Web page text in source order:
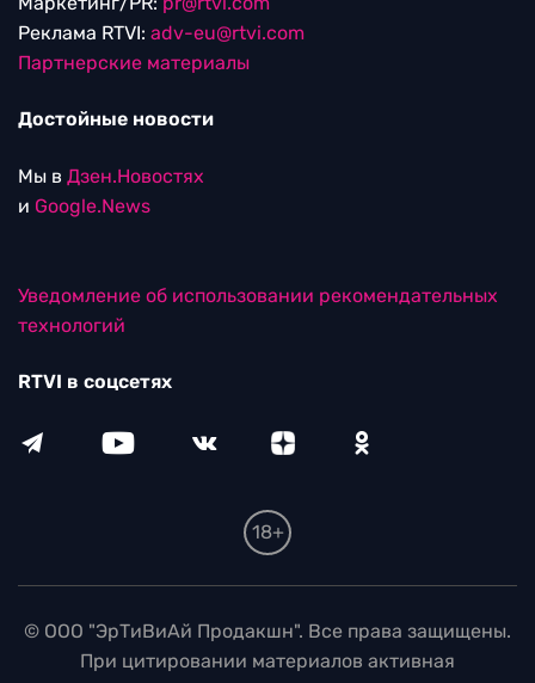
Реклама RTVI: adv-eu@rtvi.com
Партнерские материалы
Достойные новости
Мы в Дзен.Новостях
и Google.News
Уведомление об использовании рекомендательных
технологий
RTVI в соцсетях
18+
© ООО "ЭрТиВиАй Продакшн". Все права защищены.
При цитировании материалов активная